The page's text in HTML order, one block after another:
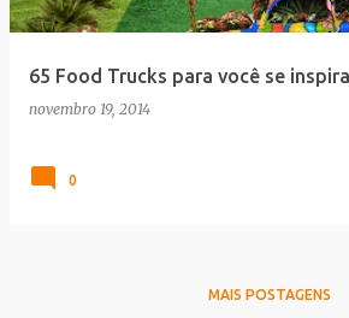
65 Food Trucks para você se
novembro 19, 2014
0
MAIS POSTAGENS